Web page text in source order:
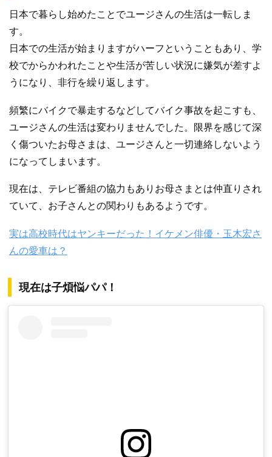
日本で暮らし始めたことでユージさんの生活は一転しま
す。
日本での生活が始まりますがハーフということもあり、学
校でからかわれたことや生活が苦しい状況に嫌気が差すよ
うになり、非行を繰り返します。
頻繁にバイクで暴走するなどしてバイク事故を起こすも、
ユージさんの生活は変わりませんでした。限界を感じて深
く傷ついたお母さまは、ユージさんと一切連絡しないよう
になってしまいます。
現在は、テレビ番組の協力もありお母さまとは仲直りされ
ていて、お子さんとの関わりもあるようです。
実は高校時代はヤンキーだった！イケメン俳優・玉木宏さ
んの愛車は？
現在は子煩悩パパ！